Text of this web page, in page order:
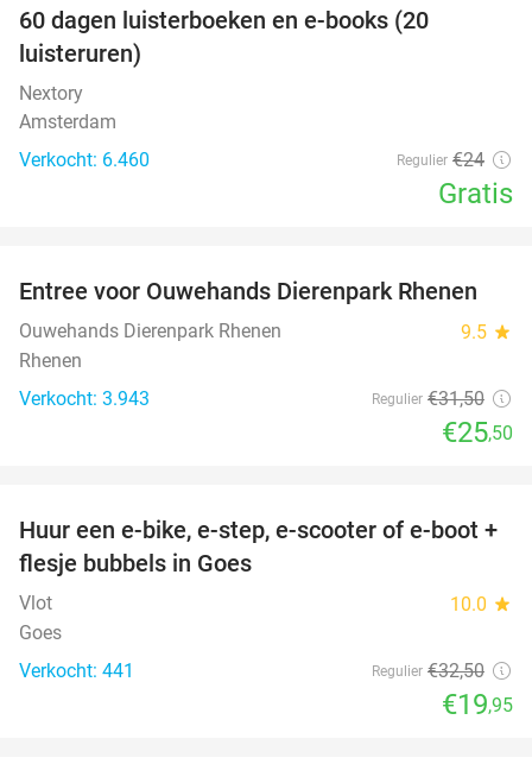
60 dagen luisterboeken en e-books (20
luisteruren)
Nextory
Amsterdam
Verkocht: 6.460
Regulier €24
Gratis
19%
Entree voor Ouwehands Dierenpark Rhenen
Ouwehands Dierenpark Rhenen 9.5 star
Rhenen
Verkocht: 3.943
Regulier €31,50
€25,50
39%
Huur een e-bike, e-step, e-scooter of e-boot +
flesje bubbels in Goes
Vlot 10.0 star
Goes
Verkocht: 441
Regulier €32,50
€19,95